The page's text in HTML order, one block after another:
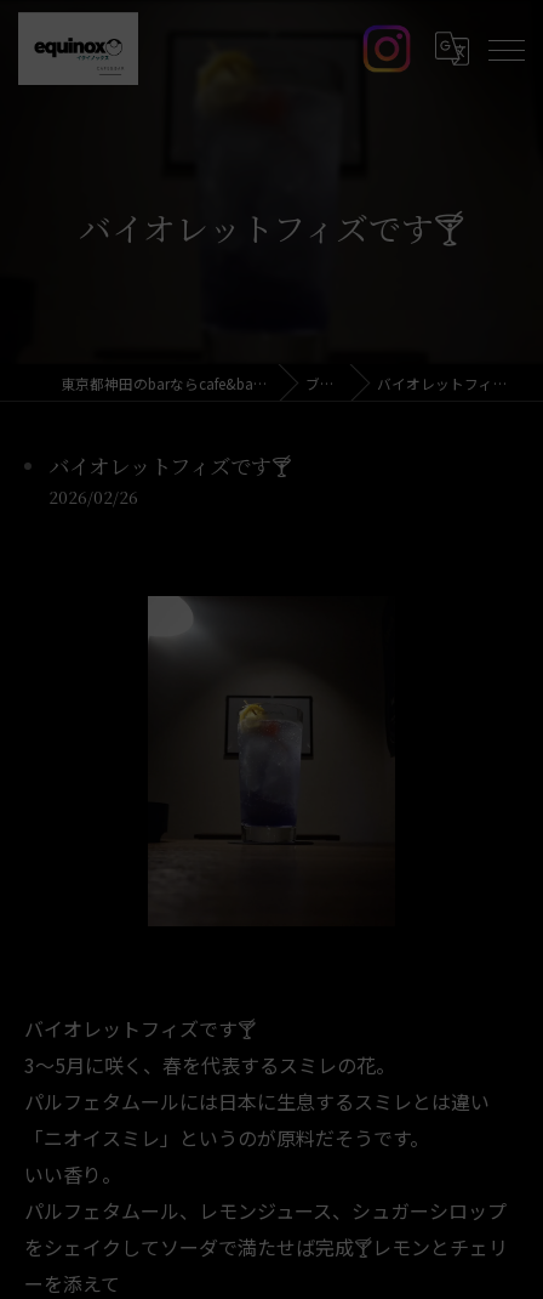
バイオレットフィズです🍸️
東京都神田のbarならcafe&bar equinox ブログ バイオレットフィズです🍸️
バイオレットフィズです🍸️
2026/02/26
バイオレットフィズです🍸️
3～5月に咲く、春を代表するスミレの花。
パルフェタムールには日本に生息するスミレとは違い
「ニオイスミレ」というのが原料だそうです。
いい香り。
パルフェタムール、レモンジュース、シュガーシロップ
をシェイクしてソーダで満たせば完成🍸️レモンとチェリ
ーを添えて